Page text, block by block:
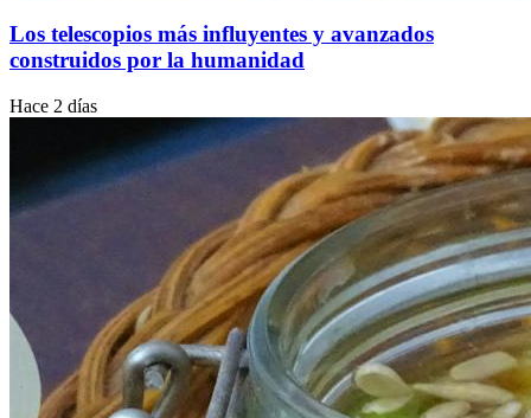
Los telescopios más influyentes y avanzados
construidos por la humanidad
Hace 2 días